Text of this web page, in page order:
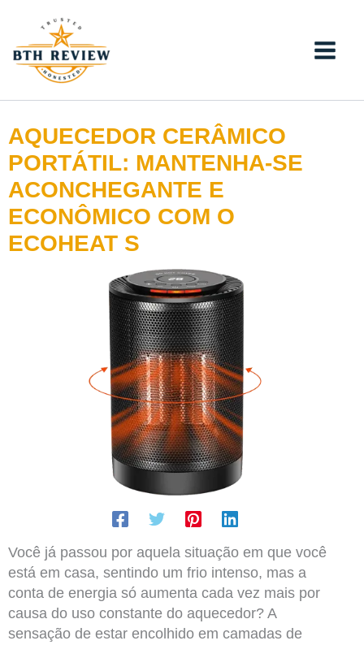
conteúdo
AQUECEDOR CERÂMICO
PORTÁTIL: MANTENHA-SE
ACONCHEGANTE E
ECONÔMICO COM O
ECOHEAT S
Você já passou por aquela situação em que você
está em casa, sentindo um frio intenso, mas a
conta de energia só aumenta cada vez mais por
causa do uso constante do aquecedor? A
sensação de estar encolhido em camadas de